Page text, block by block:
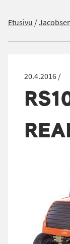
Etusivu /
20.4.2016 /